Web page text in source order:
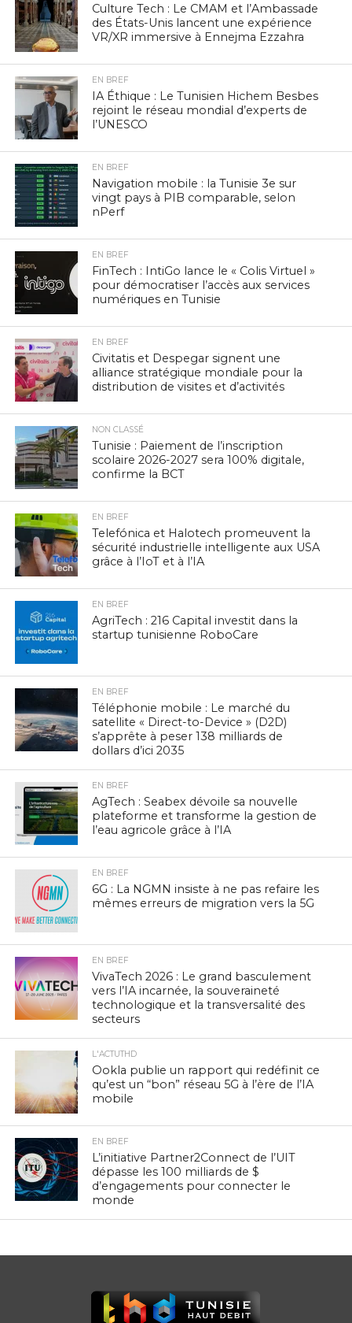
Culture Tech : Le CMAM et l’Ambassade
des États-Unis lancent une expérience
VR/XR immersive à Ennejma Ezzahra
EN BREF
IA Éthique : Le Tunisien Hichem Besbes
rejoint le réseau mondial d’experts de
l’UNESCO
EN BREF
Navigation mobile : la Tunisie 3e sur
vingt pays à PIB comparable, selon
nPerf
EN BREF
FinTech : IntiGo lance le « Colis Virtuel »
pour démocratiser l’accès aux services
numériques en Tunisie
EN BREF
Civitatis et Despegar signent une
alliance stratégique mondiale pour la
distribution de visites et d’activités
NON CLASSÉ
Tunisie : Paiement de l’inscription
scolaire 2026-2027 sera 100% digitale,
confirme la BCT
EN BREF
Telefónica et Halotech promeuvent la
sécurité industrielle intelligente aux USA
grâce à l’IoT et à l’IA
EN BREF
AgriTech : 216 Capital investit dans la
startup tunisienne RoboCare
EN BREF
Téléphonie mobile : Le marché du
satellite « Direct-to-Device » (D2D)
s’apprête à peser 138 milliards de
dollars d’ici 2035
EN BREF
AgTech : Seabex dévoile sa nouvelle
plateforme et transforme la gestion de
l’eau agricole grâce à l’IA
EN BREF
6G : La NGMN insiste à ne pas refaire les
mêmes erreurs de migration vers la 5G
EN BREF
VivaTech 2026 : Le grand basculement
vers l’IA incarnée, la souveraineté
technologique et la transversalité des
secteurs
L'ACTUTHD
Ookla publie un rapport qui redéfinit ce
qu’est un “bon” réseau 5G à l’ère de l’IA
mobile
EN BREF
L’initiative Partner2Connect de l’UIT
dépasse les 100 milliards de $
d’engagements pour connecter le
monde